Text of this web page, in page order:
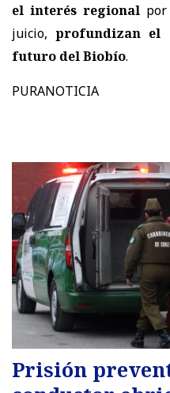
el interés regional
juicio,profundizan el
futuro del Biobío.
PURANOTICIA
Prisión